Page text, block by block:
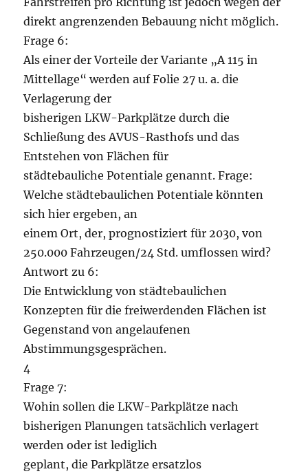
direkt angrenzenden Bebauung nicht möglich.
Frage 6:
Als einer der Vorteile der Variante „A 115 in
Mittellage“ werden auf Folie 27 u. a. die
Verlagerung der
bisherigen LKW-Parkplätze durch die
Schließung des AVUS-Rasthofs und das
Entstehen von Flächen für
städtebauliche Potentiale genannt. Frage:
Welche städtebaulichen Potentiale könnten
sich hier ergeben, an
einem Ort, der, prognostiziert für 2030, von
250.000 Fahrzeugen/24 Std. umflossen wird?
Antwort zu 6:
Die Entwicklung von städtebaulichen
Konzepten für die freiwerdenden Flächen ist
Gegenstand von angelaufenen
Abstimmungsgesprächen.
4
Frage 7:
Wohin sollen die LKW-Parkplätze nach
bisherigen Planungen tatsächlich verlagert
werden oder ist lediglich
geplant, die Parkplätze ersatzlos